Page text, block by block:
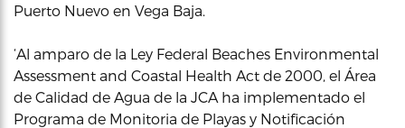
Puerto Nuevo en Vega Baja.
‘Al amparo de la Ley Federal Beaches Environmental
Assessment and Coastal Health Act de 2000, el Área
de Calidad de Agua de la JCA ha implementado el
Programa de Monitoria de Playas y Notificación